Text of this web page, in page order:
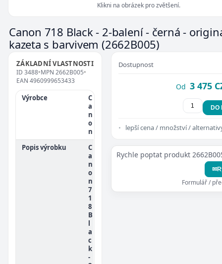
Klikni na obrázek pro zvětšení.
Canon 718 Black - 2-balení - černá -
kazeta s barvivem(2662B005)
ZÁKLADNÍ VLASTNOSTI
ID 3488•MPN 2662B005•
EAN 4960999653433
Výrobce
C
a
n
o
n
Popis výrobku
C
a
n
o
n
7
1
8
B
l
a
c
k
-
Dostupnost
Od 3 475
DO
lepší cena / množství /
Rychle poptat produkt
✉
Formulář /